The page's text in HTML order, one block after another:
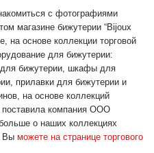
с фотографиями
магазине бижутерии “Bijoux
на основе коллекции торговой
для бижутерии:
для бижутерии, шкафы для
прилавки для бижутерии и
на основе коллекций
поставила компания ООО
о наших коллекциях
Вы можете на странице торгового